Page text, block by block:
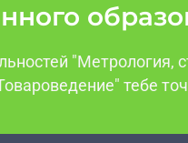
"Метрология,
тебе